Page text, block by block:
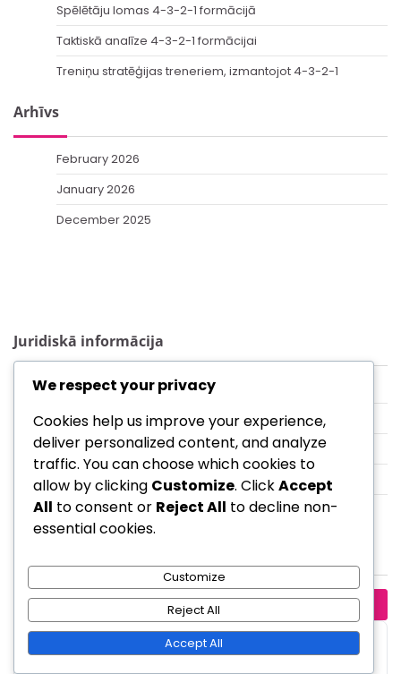
Spēlētāju lomas 4-3-2-1 formācijā
Taktiskā analīze 4-3-2-1 formācijai
Treniņu stratēģijas treneriem, izmantojot 4-3-2-1
Arhīvs
February 2026
January 2026
December 2025
Juridiskā informācija
Sazinieties
Privātuma politika
Kas mēs esam
Sīkdatnes un izsekošana
Noteikumi un nosacījumi
Search
for:
walloftheworld.org
We respect your privacy
Cookies help us improve your experience,
deliver personalized content, and analyze
traffic. You can choose which cookies to
allow by clicking Customize. ClickAccept
All to consent or Reject All to decline non-
essential cookies.
Customize
Reject All
Accept All